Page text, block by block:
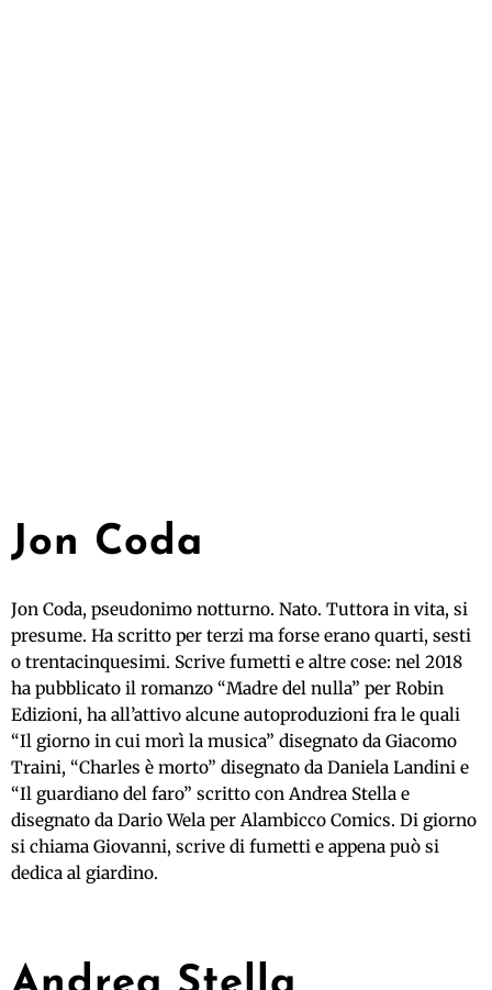
Jon Coda
Jon Coda, pseudonimo notturno. Nato. Tuttora in vita, si
presume. Ha scritto per terzi ma forse erano quarti, sesti
o trentacinquesimi. Scrive fumetti e altre cose: nel 2018
ha pubblicato il romanzo “Madre del nulla” per Robin
Edizioni, ha all’attivo alcune autoproduzioni fra le quali
“Il giorno in cui morì la musica” disegnato da Giacomo
Traini, “Charles è morto” disegnato da Daniela Landini e
“Il guardiano del faro” scritto con Andrea Stella e
disegnato da Dario Wela per Alambicco Comics. Di giorno
si chiama Giovanni, scrive di fumetti e appena può si
dedica al giardino.